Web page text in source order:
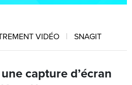
VIDÉO SNAGIT
capture d’écran